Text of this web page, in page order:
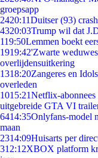
groepsapp
2420:11Duitser (93)
4320:03Trump wil dat
119:50Lemmen boekt
1919:42'Zwarte
overlijdensuitkering
1318:20Zangeres en
overleden
1015:21Netflix-abonnees
uitgebreide GTA VI
6414:35Onlyfans-model
maan
2314:09Huisarts per
312:12XBOX platform